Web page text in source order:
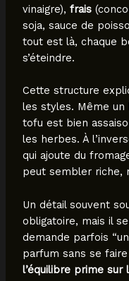
vinaigre), frais
soja, sauce de
tout est là, chaque
s’éteindre.
Cette structure
les styles. Même un
tofu est bien
les herbes. À
qui ajoute du
peut sembler riche,
Un détail souvent
obligatoire, mais il
demande parfois
parfum sans se
l’équilibre prime sur